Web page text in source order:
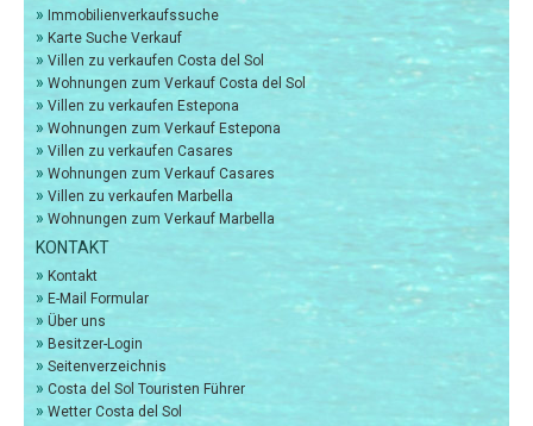
» Immobilienverkaufssuche
» Karte Suche Verkauf
» Villen zu verkaufen Costa del Sol
» Wohnungen zum Verkauf Costa del Sol
» Villen zu verkaufen Estepona
» Wohnungen zum Verkauf Estepona
» Villen zu verkaufen Casares
» Wohnungen zum Verkauf Casares
» Villen zu verkaufen Marbella
» Wohnungen zum Verkauf Marbella
KONTAKT
» Kontakt
» E-Mail Formular
» Über uns
» Besitzer-Login
» Seitenverzeichnis
» Costa del Sol Touristen Führer
» Wetter Costa del Sol